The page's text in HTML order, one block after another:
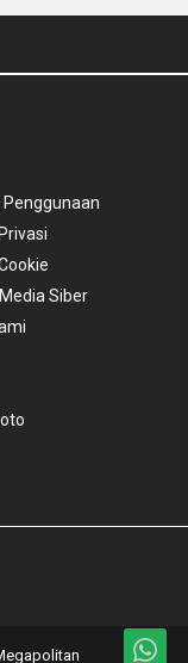
Siber